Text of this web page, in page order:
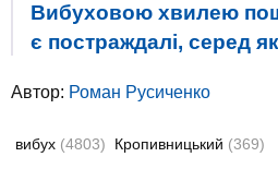
Вибуховою хвилею
є постраждалі, серед
Автор: Роман Русиченко
вибух (4803) Кропивницький (369)